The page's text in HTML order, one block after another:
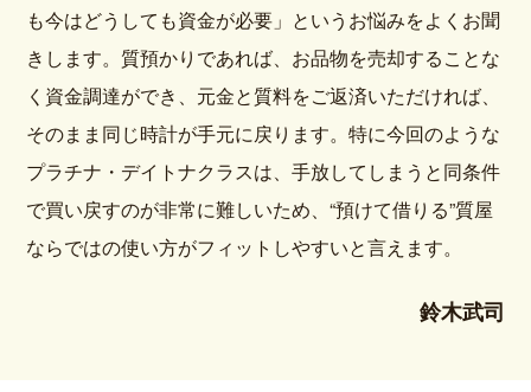
も今はどうしても資金が必要」というお悩みをよくお聞
きします。質預かりであれば、お品物を売却することな
く資金調達ができ、元金と質料をご返済いただければ、
そのまま同じ時計が手元に戻ります。特に今回のような
プラチナ・デイトナクラスは、手放してしまうと同条件
で買い戻すのが非常に難しいため、“預けて借りる”質屋
ならではの使い方がフィットしやすいと言えます。
鈴木武司